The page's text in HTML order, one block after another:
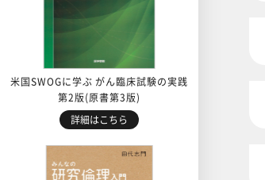
米国SWOGに学ぶ がん臨床試験の実践
第2版(原書第3版)
詳細はこちら